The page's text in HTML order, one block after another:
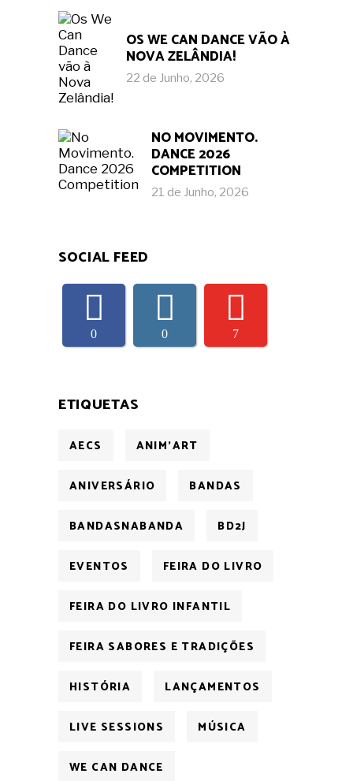
OS WE CAN DANCE VÃO À
NOVA ZELÂNDIA!
22 de Junho, 2026
NO MOVIMENTO.
DANCE 2026
COMPETITION
21 de Junho, 2026
SOCIAL FEED
0 0 7
ETIQUETAS
AECS ANIM'ART
ANIVERSÁRIO BANDAS
BANDASNABANDA BD2J
EVENTOS FEIRA DO LIVRO
FEIRA DO LIVRO INFANTIL
FEIRA SABORES E TRADIÇÕES
HISTÓRIA LANÇAMENTOS
LIVE SESSIONS MÚSICA
WE CAN DANCE